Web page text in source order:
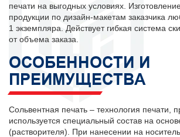
печати на выгодных условиях.
продукции по дизайн-макетам заказчика
1 экземпляра. Действует гибкая система
от объема заказа.
ОСОБЕННОСТИ И
ПРЕИМУЩЕСТВА
Сольвентная печать – технология печати,
используется специальный состав на
(растворителя). При нанесении на